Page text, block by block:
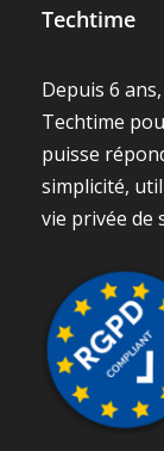
Techtime
Depuis 6
Techtime
puisse
simplicité,
vie privée de